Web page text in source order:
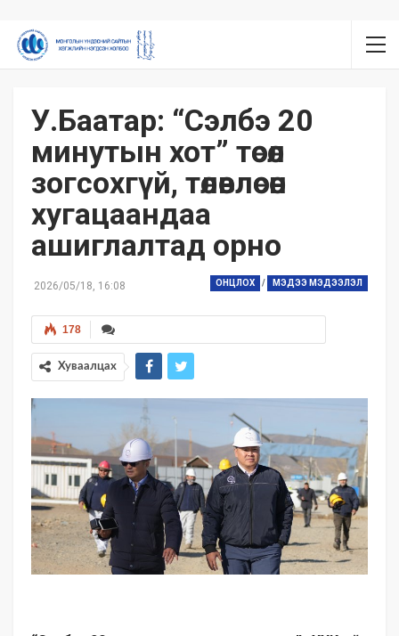
У.Баатар: “Сэлбэ 20
минутын хот” төсөл
зогсохгүй, төлөвлөсөн
хугацаандаа
ашиглалтад орно
ОНЦЛОХ / МЭДЭЭ МЭДЭЭЛЭЛ
2026/05/18, 16:08
178
Хуваалцах